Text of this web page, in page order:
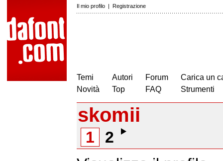
Il mio profilo | Registrazione
Temi
Novità
Autori
Top
Forum
FAQ
Carica un
Strumenti
skomii
1
2